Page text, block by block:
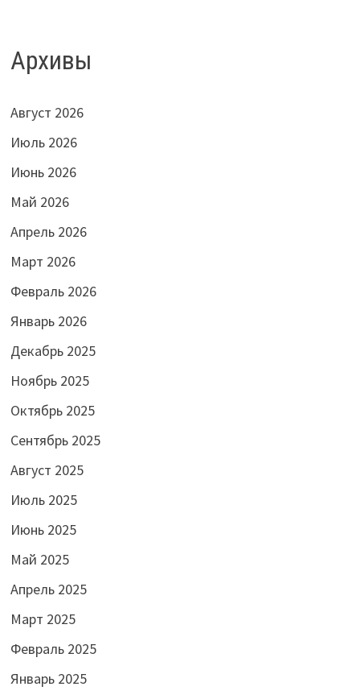
Архивы
Август 2026
Июль 2026
Июнь 2026
Май 2026
Апрель 2026
Март 2026
Февраль 2026
Январь 2026
Декабрь 2025
Ноябрь 2025
Октябрь 2025
Сентябрь 2025
Август 2025
Июль 2025
Июнь 2025
Май 2025
Апрель 2025
Март 2025
Февраль 2025
Январь 2025